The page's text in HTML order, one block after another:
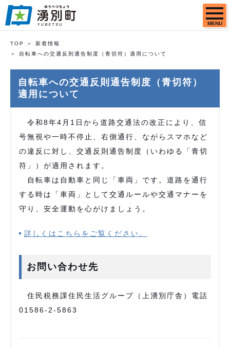
MENU
TOP
新着情報
自転車への交通反則通告制度（青切符）適用について
自転車への交通反則通告制度（青切符）
適用について
令和8年4月1日から道路交通法の改正により、信
号無視や一時不停止、右側通行、ながらスマホなど
の違反に対し、交通反則通告制度（いわゆる「青切
符」）が適用されます。
自転車は自動車と同じ「車両」です。道路を通行
する時は「車両」として交通ルールや交通マナーを
守り、安全運動を心がけましょう。
詳しくはこちらをご覧ください。
お問い合わせ先
住民税務課住民生活グループ（上湧別庁舎）電話
01586-2-5863